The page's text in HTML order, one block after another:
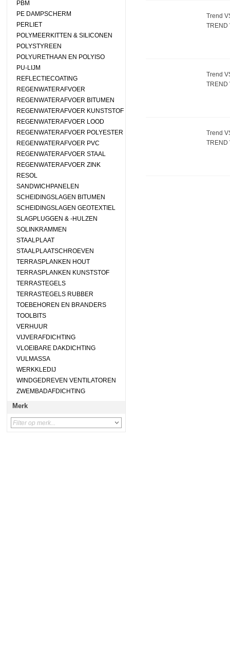
PBM
PE DAMPSCHERM
PERLIET
POLYMEERKITTEN & SILICONEN
POLYSTYREEN
POLYURETHAAN EN POLYISO
PU-LIJM
REFLECTIECOATING
REGENWATERAFVOER
REGENWATERAFVOER BITUMEN
REGENWATERAFVOER KUNSTSTOF
REGENWATERAFVOER LOOD
REGENWATERAFVOER POLYESTER
REGENWATERAFVOER PVC
REGENWATERAFVOER STAAL
REGENWATERAFVOER ZINK
RESOL
SANDWICHPANELEN
SCHEIDINGSLAGEN BITUMEN
SCHEIDINGSLAGEN GEOTEXTIEL
SLAGPLUGGEN & -HULZEN
SOLINKRAMMEN
STAALPLAAT
STAALPLAATSCHROEVEN
TERRASPLANKEN HOUT
TERRASPLANKEN KUNSTSTOF
TERRASTEGELS
TERRASTEGELS RUBBER
TOEBEHOREN EN BRANDERS
TOOLBITS
VERHUUR
VIJVERAFDICHTING
VLOEIBARE DAKDICHTING
VULMASSA
WERKKLEDIJ
WINDGEDREVEN VENTILATOREN
ZWEMBADAFDICHTING
Merk
Trend
TREND
Trend
TREND
Trend
TREND